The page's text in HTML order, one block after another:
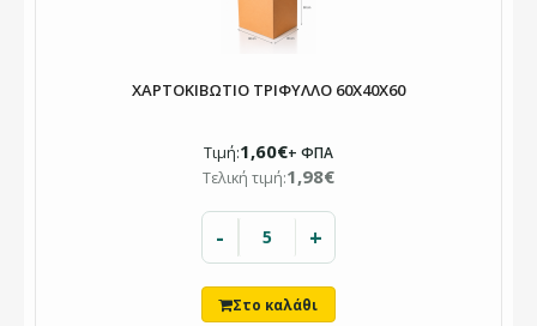
ΧΑΡΤΟΚΙΒΩΤΙΟ ΤΡΙΦΥΛΛΟ 60X40X60
Τιμή:1,60€+ ΦΠΑ
Τελική τιμή:1,98€
- +